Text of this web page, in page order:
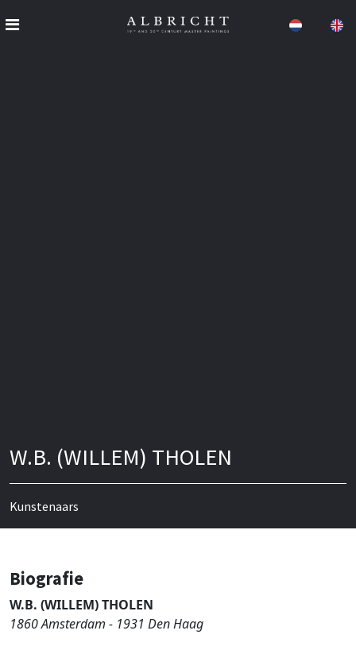
W.B. (WILLEM) THOLEN
Kunstenaars
Biografie
W.B. (WILLEM) THOLEN
1860 Amsterdam - 1931 Den Haag